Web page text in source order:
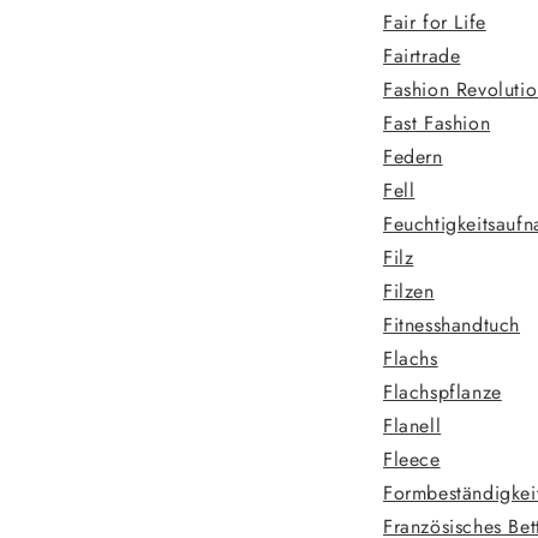
Fair for Life
Fairtrade
Fashion
Fast Fashion
Federn
Fell
Filz
Filzen
Fitnesshandtuch
Flachs
Flachspflanze
Flanell
Fleece
Französisches